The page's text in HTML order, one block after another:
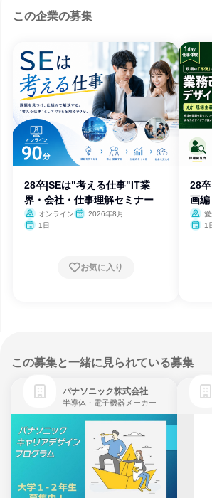
この企業の募集
28卒|SEは"考える仕事"IT業
界・会社・仕事理解セミナー
オンライン
2026年8月
1日
お気に入り
28
画編
1
この募集と一緒に見られている募集
パナソニック株式会社
半導体・電子機器メーカー